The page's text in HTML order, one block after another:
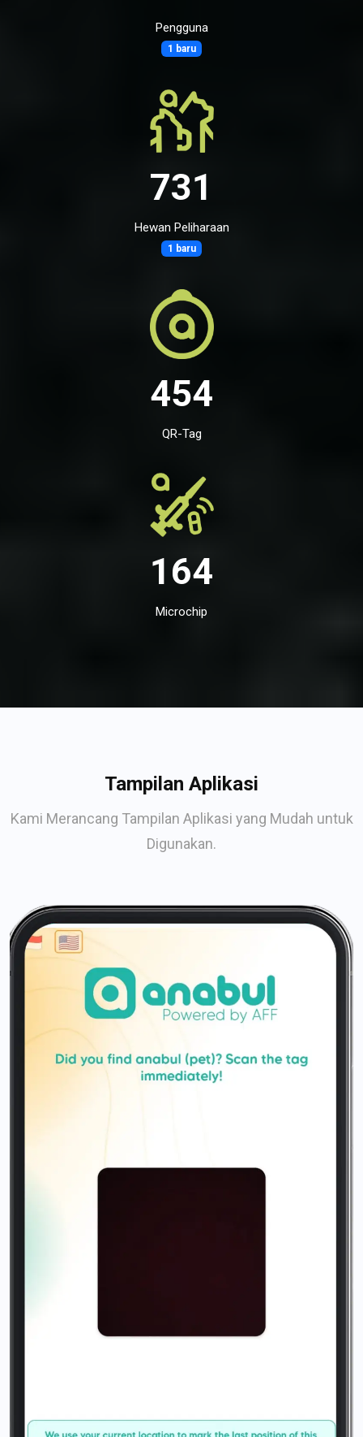
Pengguna
1 baru
731
Hewan Peliharaan
1 baru
454
QR-Tag
164
Microchip
Tampilan Aplikasi
Kami Merancang Tampilan Aplikasi yang Mudah untuk
Digunakan.